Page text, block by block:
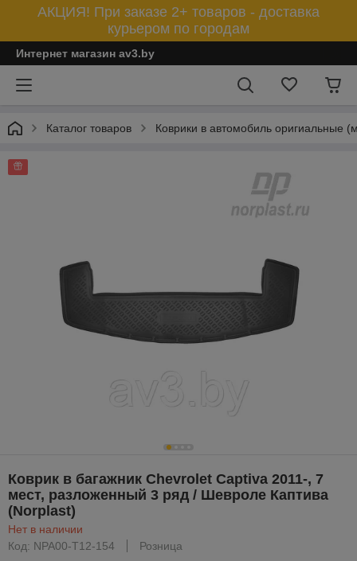
АКЦИЯ! При заказе 2+ товаров - доставка
курьером по городам
Интернет магазин av3.by
Каталог товаров Коврики в автомобиль оригиальные
Коврик в багажник Chevrolet Captiva 2011-, 7
мест, разложенный 3 ряд / Шевроле Каптива
(Norplast)
Нет в наличии
Код: NPA00-T12-154
Розница